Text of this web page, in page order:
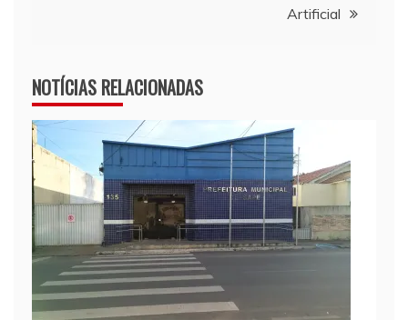
Artificial
NOTÍCIAS RELACIONADAS